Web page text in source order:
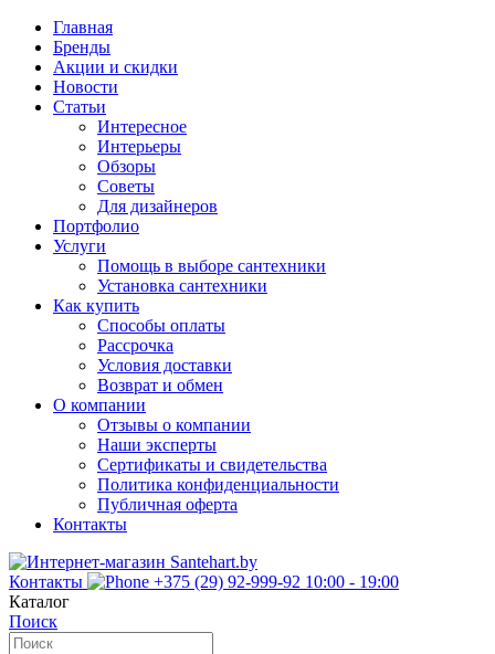
Главная
Бренды
Акции и скидки
Новости
Статьи
Интересное
Интерьеры
Обзоры
Советы
Для дизайнеров
Портфолио
Услуги
Помощь в выборе сантехники
Установка сантехники
Как купить
Способы оплаты
Рассрочка
Условия доставки
Возврат и обмен
О компании
Отзывы о компании
Наши эксперты
Сертификаты и свидетельства
Политика конфиденциальности
Публичная оферта
Контакты
Контакты +375 (29) 92-999-92 10:00 - 19:00
Каталог
Поиск